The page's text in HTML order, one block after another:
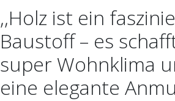
,,Holz ist ein
Baustoff – es
super Wohnklima
eine elegante